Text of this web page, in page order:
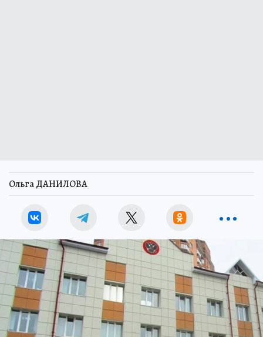
Ольга ДАНИЛОВА